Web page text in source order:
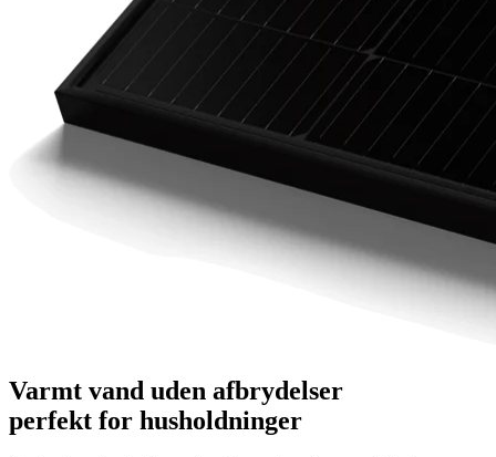
Varmt vand uden afbrydelser
perfekt for husholdninger